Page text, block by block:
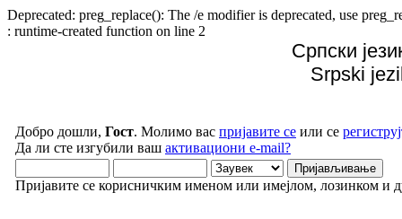
Deprecated: preg_replace(): The /e modifier is deprecated, use
: runtime-created function on line 2
Српски
Srpski
Добро дошли, Гост. Молимо вас пријавите се или се
Да ли сте изгубили ваш активациони e-mail?
Пријавите се корисничким именом или имејлом, лозинком и